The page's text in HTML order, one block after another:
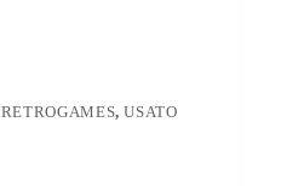
RETROGAMES,USATO